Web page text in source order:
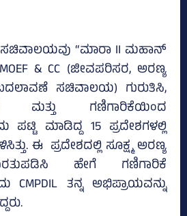
ಸಚಿವಾಲಯವು “ಮಾರಾ II ಮಹಾನ್
& CC (ಜೀವಪರಿಸರ, ಅರಣ್ಯ
ಸಚಿವಾಲಯ) ಗುರುತಿಸಿ,
ಮತ್ತು ಗಣಿಗಾರಿಕೆಯಿಂದ
ಪಟ್ಟಿ ಮಾಡಿದ್ದ 15 ಪ್ರದೇಶಗಳಲ್ಲಿ
ಈ ಪ್ರದೇಶದಲ್ಲಿ ಸೂಕ್ಷ್ಮ ಅರಣ್ಯ
ಹೇಗೆ ಗಣಿಗಾರಿಕೆ
CMPDIL ತನ್ನ ಅಭಿಪ್ರಾಯವನ್ನು